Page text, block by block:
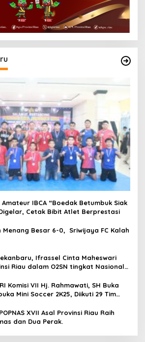
Amateur IBCA “Boedak Betumbuk Siak
Digelar, Cetak Bibit Atlet Berprestasi
Menang Besar 6-0, Sriwijaya FC Kalah
Ifrassel Cinta Maheswari
Riau dalam O2SN tingkat Nasional
Komisi VII Hj. Rahmawati, SH Buka
Mini Soccer 2K25, Diikuti 29 Tim
XVII Asal Provinsi Riau Raih
dan Dua Perak.